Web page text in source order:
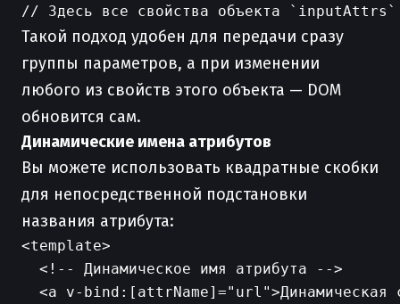
Такой подход удобен для передачи сразу
группы параметров, а при изменении
любого из свойств этого объекта — DOM
обновится сам.
Динамические имена атрибутов
Вы можете использовать квадратные скобки
для непосредственной подстановки
названия атрибута:
<template>
  <!-- Динамическое имя атрибута -->
<a v-bind:[attrName]="url">Динамическая